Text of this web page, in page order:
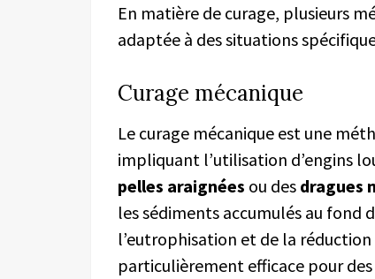
En matière de curage, plusieurs
adaptée à des situations
Curage mécanique
Le curage mécanique est une
impliquant l’utilisation d’engins
pelles araignées ou des dragues
les sédiments accumulés au fond
l’eutrophisation et de la
particulièrement efficace pour